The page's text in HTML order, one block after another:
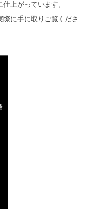
上がっています。
に手に取りご覧くださ